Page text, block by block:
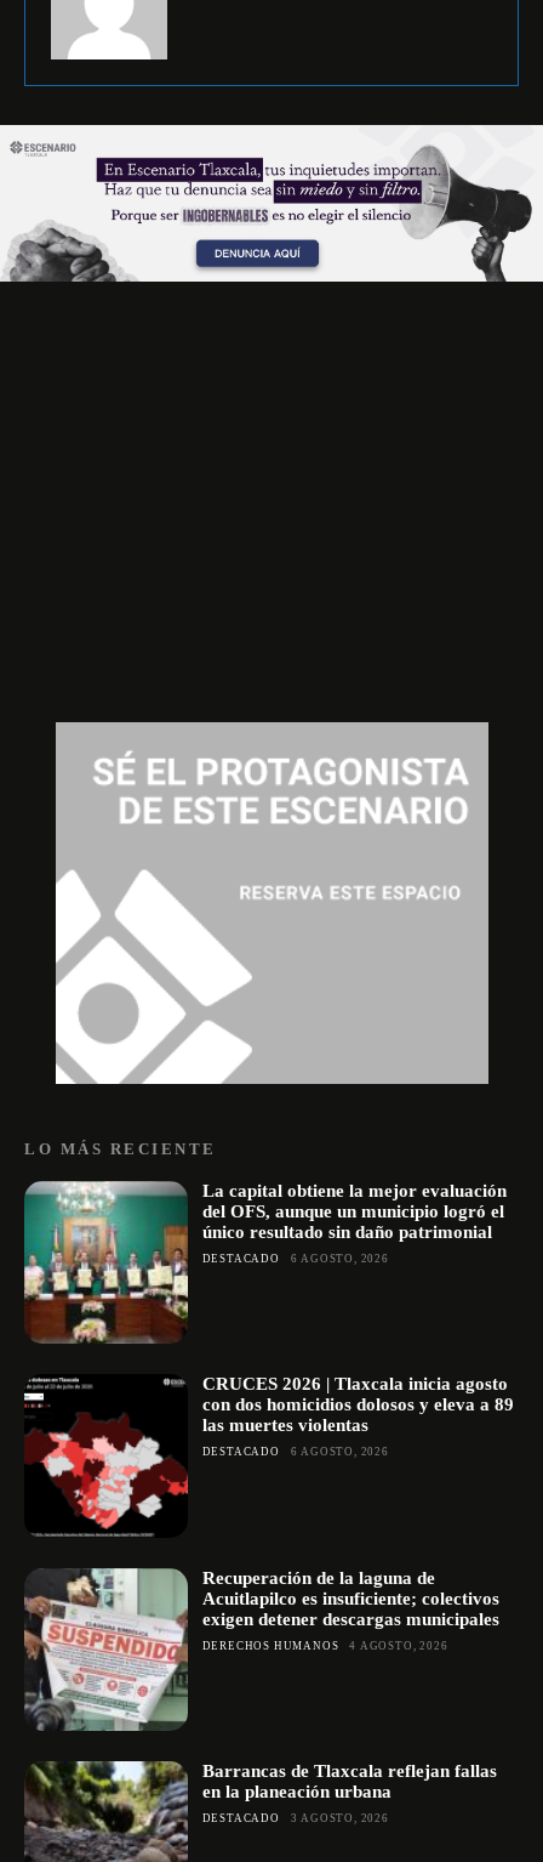
LO MÁS RECIENTE
La capital obtiene la mejor evaluación
del OFS, aunque un municipio logró el
único resultado sin daño patrimonial
DESTACADO 6 AGOSTO, 2026
CRUCES 2026 | Tlaxcala inicia agosto
con dos homicidios dolosos y eleva a 89
las muertes violentas
DESTACADO 6 AGOSTO, 2026
Recuperación de la laguna de
Acuitlapilco es insuficiente; colectivos
exigen detener descargas municipales
DERECHOS HUMANOS 4 AGOSTO, 2026
Barrancas de Tlaxcala reflejan fallas
en la planeación urbana
DESTACADO 3 AGOSTO, 2026